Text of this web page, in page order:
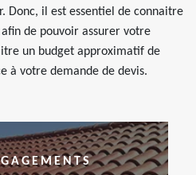
Donc, il est essentiel de connaitre
de pouvoir assurer votre
un budget approximatif de
à votre demande de devis.